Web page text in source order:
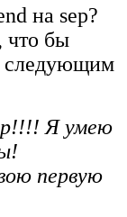
в
print(
print
6
на sep?
что бы
следующим
Я умею
первую